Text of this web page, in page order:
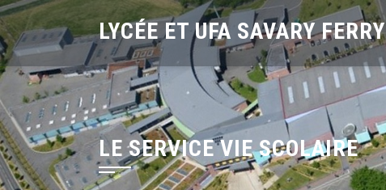
LYCÉE ET UFA SAVARY FERRY
LE SERVICE VIE SCOLAIRE